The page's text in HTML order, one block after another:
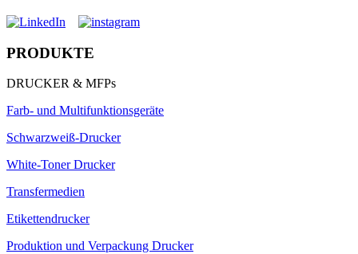
PRODUKTE
DRUCKER & MFPs
Farb- und Multifunktionsgeräte
Schwarzweiß-Drucker
White-Toner Drucker
Transfermedien
Etikettendrucker
Produktion und Verpackung Drucker